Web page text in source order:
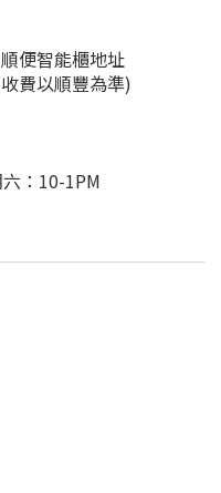
便智能櫃地址
費以順豐為準)
：10-1PM